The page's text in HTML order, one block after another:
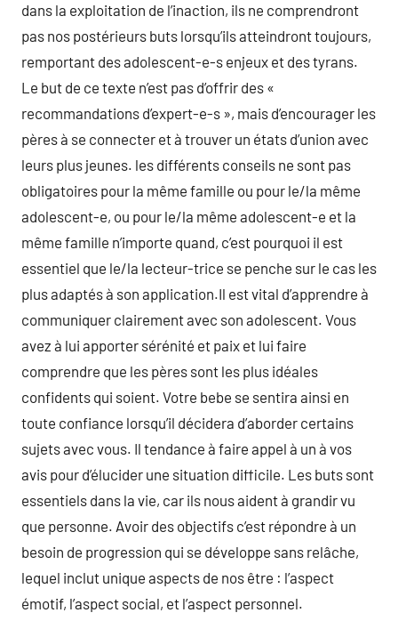
dans la exploitation de l’inaction, ils ne comprendront
pas nos postérieurs buts lorsqu’ils atteindront toujours,
remportant des adolescent-e-s enjeux et des tyrans.
Le but de ce texte n’est pas d’offrir des «
recommandations d’expert-e-s », mais d’encourager les
pères à se connecter et à trouver un états d’union avec
leurs plus jeunes. les différents conseils ne sont pas
obligatoires pour la même famille ou pour le/la même
adolescent-e, ou pour le/la même adolescent-e et la
même famille n’importe quand, c’est pourquoi il est
essentiel que le/la lecteur-trice se penche sur le cas les
plus adaptés à son application.Il est vital d’apprendre à
communiquer clairement avec son adolescent. Vous
avez à lui apporter sérénité et paix et lui faire
comprendre que les pères sont les plus idéales
confidents qui soient. Votre bebe se sentira ainsi en
toute confiance lorsqu’il décidera d’aborder certains
sujets avec vous. Il tendance à faire appel à un à vos
avis pour d’élucider une situation difficile. Les buts sont
essentiels dans la vie, car ils nous aident à grandir vu
que personne. Avoir des objectifs c’est répondre à un
besoin de progression qui se développe sans relâche,
lequel inclut unique aspects de nos être : l’aspect
émotif, l’aspect social, et l’aspect personnel.